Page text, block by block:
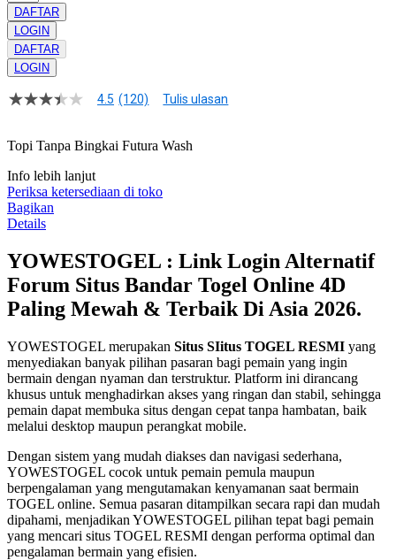
DAFTAR
LOGIN
DAFTAR
LOGIN
4.5
bintang,
rating
rata-
rata.
Read
13
Tautan
halaman
yang
sama.
4.5 (120) Tulis ulasan
Topi Tanpa Bingkai Futura Wash
Info lebih lanjut
Periksa ketersediaan di toko
Bagikan
Details
YOWESTOGEL : Link Login Alternatif
Forum Situs Bandar Togel Online 4D
Paling Mewah & Terbaik Di Asia 2026.
YOWESTOGEL merupakan Situs SIitus TOGEL RESMI yang
menyediakan banyak pilihan pasaran bagi pemain yang ingin
bermain dengan nyaman dan terstruktur. Platform ini dirancang
khusus untuk menghadirkan akses yang ringan dan stabil, sehingga
pemain dapat membuka situs dengan cepat tanpa hambatan, baik
melalui desktop maupun perangkat mobile.
Dengan sistem yang mudah diakses dan navigasi sederhana,
YOWESTOGEL cocok untuk pemain pemula maupun
berpengalaman yang mengutamakan kenyamanan saat bermain
TOGEL online. Semua pasaran ditampilkan secara rapi dan mudah
dipahami, menjadikan YOWESTOGEL pilihan tepat bagi pemain
yang mencari situs TOGEL RESMI dengan performa optimal dan
pengalaman bermain yang efisien.